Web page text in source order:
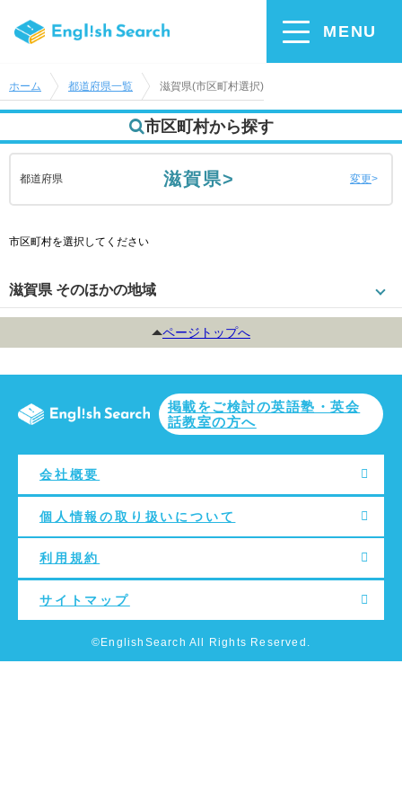
MENU
ホーム 都道府県一覧 滋賀県(市区町村選択)
市区町村から探す
都道府県 滋賀県> 変更
市区町村を選択してください
滋賀県 そのほかの地域
ページトップへ
掲載をご検討の英語塾・英会
話教室の方へ
会社概要
個人情報の取り扱いについて
利用規約
サイトマップ
©EnglishSearch All Rights Reserved.